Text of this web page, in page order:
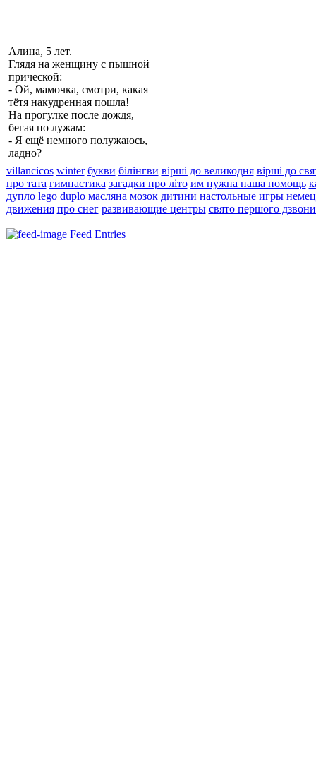
Алина, 5 лет.
Глядя на женщину с пышной
прической:
- Ой, мамочка, смотри, какая
тётя накудреннаяпошла!
На прогулке после дождя,
бегая по лужам:
- Я ещё немного полужаюсь,
ладно?
villancicos winter букви білінгви вірші до великодня вірші до
про тата гимнастика загадки про літо им нужна наша помощь
дупло lego duplo масляна мозок дитини настольные игры
движения про снег развивающие центры свято першого
Feed Entries